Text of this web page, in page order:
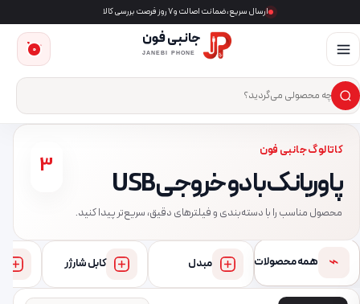
ارسال سریع، ضمانت اصالت و ۷ روز فرصت بررسی کالا
جانبی فون
JANEBI PHONE
جست‌وجوی محصول
×
0
کاتالوگ جانبی فون
پاوربانک با دو خروجی USB
محصول مناسب را با دسته‌بندی و فیلترهای دقیق، سریع‌تر پیدا کنید.
3
⌁ همه محصولات مبدل کابل شارژر